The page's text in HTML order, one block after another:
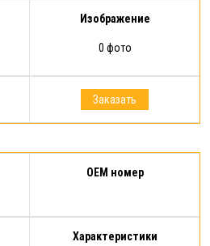
Изображение
0 фото
Заказать
OEM номер
Характеристики